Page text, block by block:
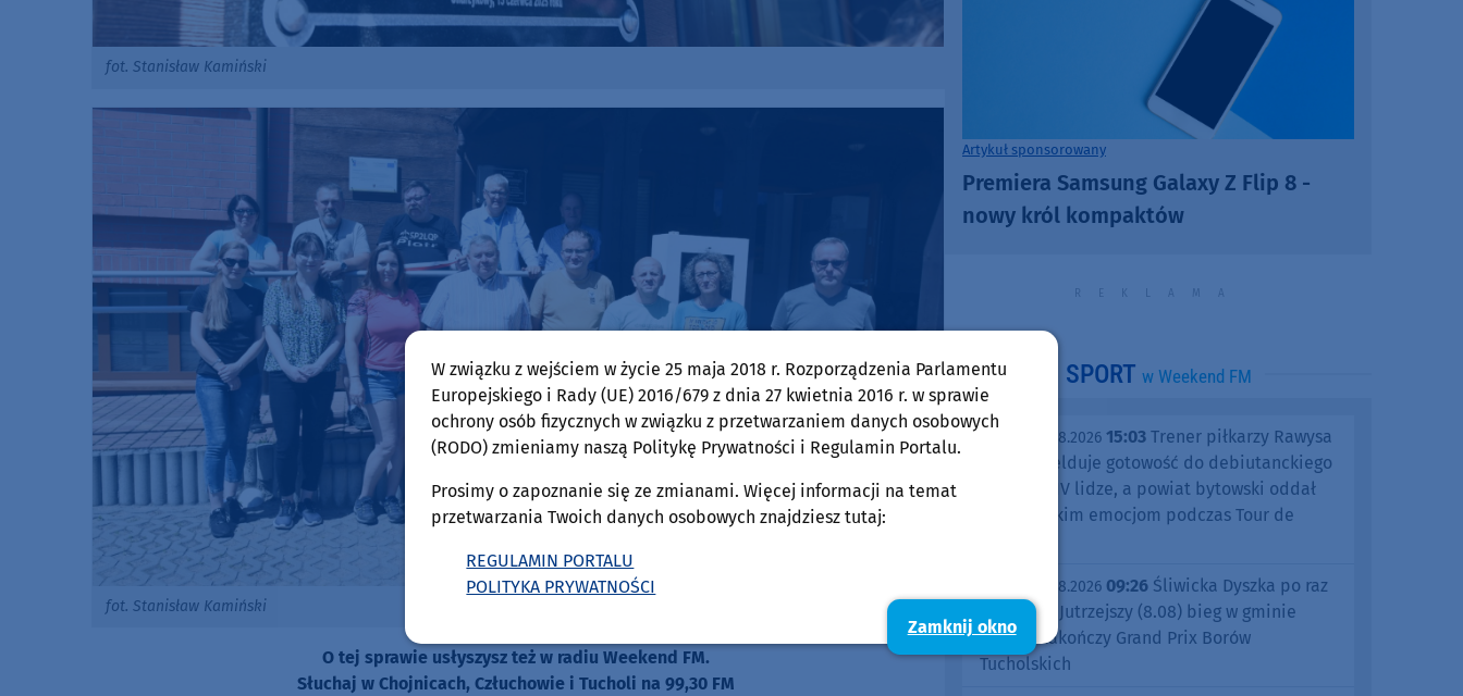
fot. Stanisław Kamiński
fot. Stanisław Kamiński
O tej sprawie usłyszysz też w radiu Weekend FM.
Słuchaj w Chojnicach, Człuchowie i Tucholi na 99,30 FM
Artykuł sponsorowany
Premiera Samsung Galaxy Z Flip 8 -
nowy król kompaktów
SPORT w Weekend FM
piątek, 07.08.2026 15:03 Trener piłkarzy Rawysa
Raciąż melduje gotowość do debiutanckiego
sezonu w IV lidze, a powiat bytowski oddał
się kolarskim emocjom podczas Tour de
piątek, 07.08.2026 09:26 Śliwicka Dyszka po raz
dziesiąty. Jutrzejszy (8.08) bieg w gminie
Śliwice zakończy Grand Prix Borów
Tucholskich
W związku z wejściem w życie 25 maja 2018 r. Rozporządzenia Parlamentu
Europejskiego i Rady (UE) 2016/679 z dnia 27 kwietnia 2016 r. w sprawie
ochrony osób fizycznych w związku z przetwarzaniem danych osobowych
(RODO) zmieniamy naszą Politykę Prywatności i Regulamin Portalu.
Prosimy o zapoznanie się ze zmianami. Więcej informacji na temat
przetwarzania Twoich danych osobowych znajdziesz tutaj:
REGULAMIN PORTALU
POLITYKA PRYWATNOŚCI
Zamknij okno